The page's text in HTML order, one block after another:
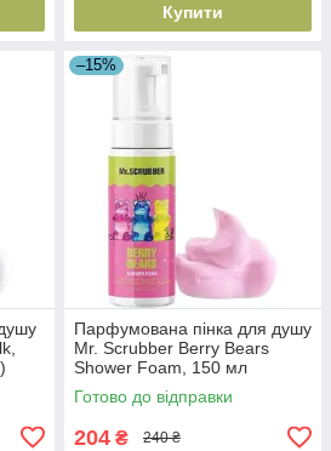
Купити
–15%
Парфумована пінка для душу
Mr. Scrubber Berry Bears
Shower Foam, 150 мл
(4823109701595)
Готово до відправки
204 ₴ 240 ₴